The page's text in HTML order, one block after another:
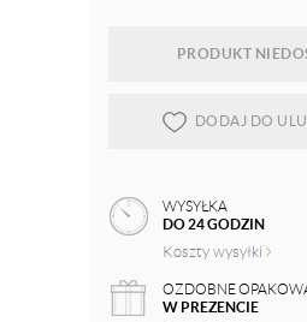
PRODUKT
DODAJ DO
WYSYŁKA
DO 24 GODZIN
Koszty wysyłki
OZDOBNE
W PREZENCIE